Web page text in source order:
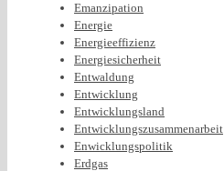
Emanzipation
Energie
Energieeffizienz
Energiesicherheit
Entwaldung
Entwicklung
Entwicklungsland
Entwicklungszusammenarbeit
Enwicklungspolitik
Erdgas